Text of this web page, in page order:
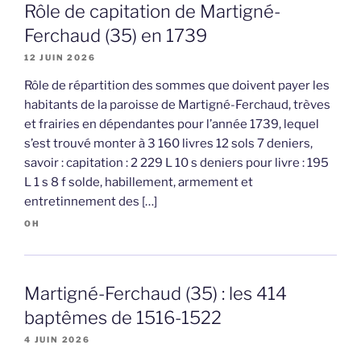
Rôle de capitation de Martigné-
Ferchaud (35) en 1739
12 JUIN 2026
Rôle de répartition des sommes que doivent payer les
habitants de la paroisse de Martigné-Ferchaud, trèves
et frairies en dépendantes pour l’année 1739, lequel
s’est trouvé monter à 3 160 livres 12 sols 7 deniers,
savoir : capitation : 2 229 L 10 s deniers pour livre : 195
L 1 s 8 f solde, habillement, armement et
entretinnement des […]
OH
Martigné-Ferchaud (35) : les 414
baptêmes de 1516-1522
4 JUIN 2026